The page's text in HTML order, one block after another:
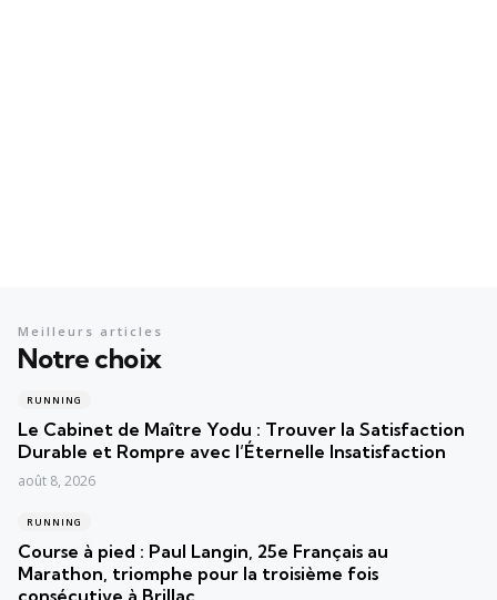
Notre choix
Meilleurs articles
RUNNING
Le Cabinet de Maître Yodu : Trouver la Satisfaction
Durable et Rompre avec l’Éternelle Insatisfaction
août 8, 2026
RUNNING
Course à pied : Paul Langin, 25e Français au
Marathon, triomphe pour la troisième fois
consécutive à Brillac